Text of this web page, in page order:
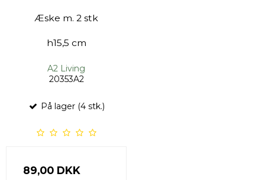
Æske m. 2 stk
h15,5 cm
A2 Living
20353A2
På lager (4 stk.)
89,00 DKK